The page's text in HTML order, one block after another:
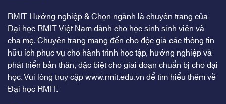
RMIT Hướng nghiệp & Chọn ngành là chuyên trang của
Đại học RMIT Việt Nam dành cho học sinh sinh viên và
cha mẹ. Chuyên trang mang đến cho độc giả các thông tin
hữu ích phục vụ cho hành trình học tập, hướng nghiệp và
phát triển bản thân, đặc biệt cho giai đoạn chuẩn bị cho đại
học. Vui lòng truy cậpwww.rmit.edu.vnđể tìm hiểu thêm về
Đại học RMIT.